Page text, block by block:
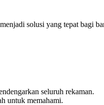
solusi yang tepat bagi
seluruh rekaman.
untuk memahami.